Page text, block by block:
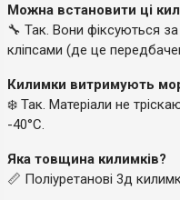
Можна встановити ці
🔧 Так. Вони фіксуються
кліпсами (де це
Килимки витримують
❄️ Так. Матеріали не
-40°C.
Яка товщина килимків?
📏 Поліуретанові 3д